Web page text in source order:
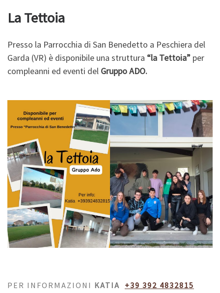
La Tettoia
Presso la Parrocchia di San Benedetto a Peschiera del
Garda (VR) è disponibile una struttura “la Tettoia” per
compleanni ed eventi del Gruppo ADO.
PER INFORMAZIONI KATIA +39 392 4832815